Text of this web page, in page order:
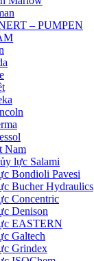
– PUMPEN
Nam
lực Salami
Bondioli Pavesi
Bucher Hydraulics
Concentric
Denison
EASTERN
Galtech
Grindex